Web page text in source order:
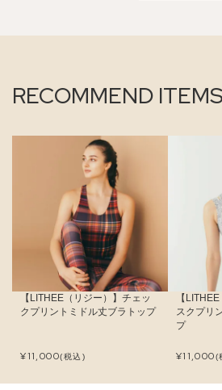
RECOMMEND ITEMS
【LITHEE（リジー）】チェッ
クプリントミドル丈ブラトップ
¥11,000(税込)
【
スクプリ
プ
¥11,000(